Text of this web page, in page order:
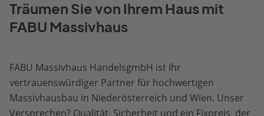
Träumen Sie von Ihrem Haus mit
FABU Massivhaus
FABU Massivhaus HandelsgmbH ist Ihr
vertrauenswürdiger Partner für hochwertigen
Massivhausbau in Niederösterreich und Wien. Unser
Versprechen? Qualität, Sicherheit und ein Fixpreis, der